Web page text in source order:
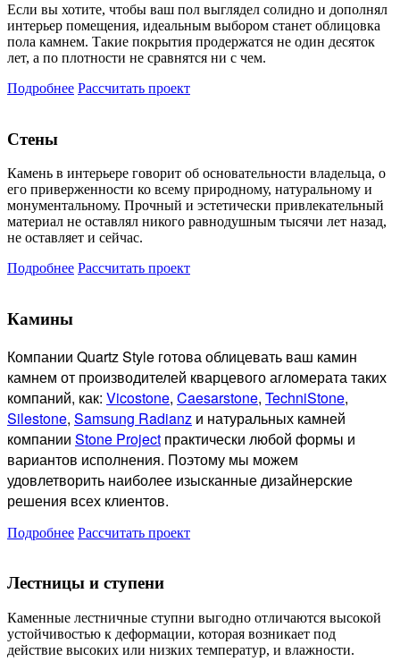
Если вы хотите, чтобы ваш пол выглядел солидно и дополнял
интерьер помещения, идеальным выбором станет облицовка
пола камнем. Такие покрытия продержатся не один десяток
лет, а по плотности не сравнятся ни с чем.
Подробнее Рассчитать проект
Стены
Камень в интерьере говорит об основательности владельца, о
его приверженности ко всему природному, натуральному и
монументальному. Прочный и эстетически привлекательный
материал не оставлял никого равнодушным тысячи лет назад,
не оставляет и сейчас.
Подробнее Рассчитать проект
Камины
Компании Quartz Style готоваоблицевать ваш камин
камнем от производителей кварцевого агломерата таких
компаний, как: Vicostone, Caesarstone, TechniStone,
Silestone, Samsung Radianz и натуральных камней
компании Stone Project практически любой формы и
вариантов исполнения. Поэтому мы можем
удовлетворить наиболее изысканные дизайнерские
решения всех клиентов.
Подробнее Рассчитать проект
Лестницы и ступени
Каменные лестничные ступни выгодно отличаются высокой
устойчивостью к деформации, которая возникает под
действие высоких или низких температур, и влажности.